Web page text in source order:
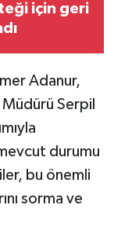
için geri
Adanur,
Serpil
durumu
bu önemli
sorma ve